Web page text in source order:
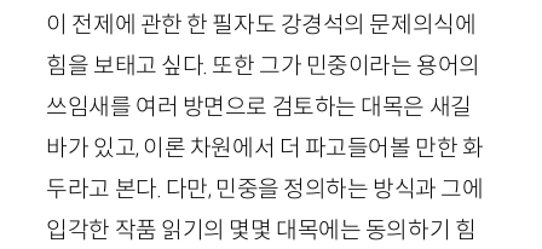
이 전제에 관한 한 필자도 강경석의 문제의식에
힘을 보태고 싶다. 또한 그가 민중이라는 용어의
쓰임새를 여러 방면으로 검토하는 대목은 새길
바가 있고, 이론 차원에서 더 파고들어볼 만한 화
두라고 본다. 다만, 민중을 정의하는 방식과 그에
입각한 작품 읽기의 몇몇 대목에는 동의하기 힘